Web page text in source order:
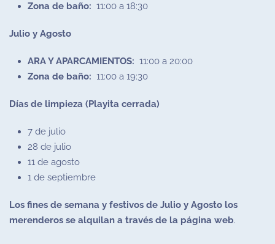
Zona de baño: 11:00 a 18:30
Julio y Agosto
ARA Y APARCAMIENTOS: 11:00 a 20:00
Zona de baño: 11:00 a 19:30
Días de limpieza (Playita cerrada)
7 de julio
28 de julio
11 de agosto
1 de septiembre
Los fines de semana y festivos de Julio y Agosto los
merenderos se alquilan a través de la página web.